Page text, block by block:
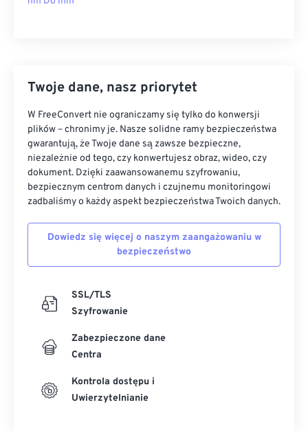
Twoje dane, nasz priorytet
W FreeConvert nie ograniczamy się tylko do konwersji
plików – chronimy je. Nasze solidne ramy bezpieczeństwa
gwarantują, że Twoje dane są zawsze bezpieczne,
niezależnie od tego, czy konwertujesz obraz, wideo, czy
dokument. Dzięki zaawansowanemu szyfrowaniu,
bezpiecznym centrom danych i czujnemu monitoringowi
zadbaliśmy o każdy aspekt bezpieczeństwa Twoich danych.
Dowiedz się więcej o naszym zaangażowaniu w
bezpieczeństwo
SSL/TLS
Szyfrowanie
Zabezpieczone dane
Centra
Kontrola dostępu i
Uwierzytelnianie